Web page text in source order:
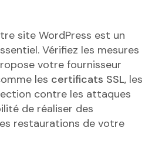
site WordPress est un
Vérifiez les mesures
votre fournisseur
les certificats SSL, les
contre les attaques
de réaliser des
restaurations de votre